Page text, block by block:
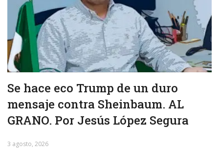
Se hace eco Trump de un duro
mensaje contra Sheinbaum. AL
GRANO. Por Jesús López Segura
3 agosto, 2026